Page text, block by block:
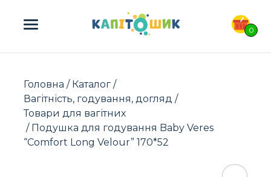
0
ПОШУК ТОВАРІВ:
Головна / Каталог /
Вагітність, годування, догляд /
Товари для вагітних
/ Подушка для годування Baby Veres
“Comfort Long Velour” 170*52